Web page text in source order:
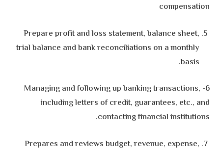
compensation
Prepare profit and loss statement, balance sheet,
trial balance and bank reconciliations on a monthly
basis.
6- Managing and following up banking transactions,
including letters of credit, guarantees, etc., and
contacting financial institutions.
Prepares and reviews budget, revenue, expense,